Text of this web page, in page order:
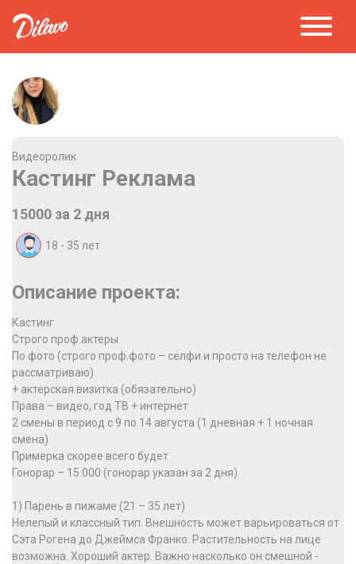
Видеоролик
Кастинг Реклама
15000 за 2 дня
18 - 35 лет
Описание проекта:
Кастинг
Строго проф.актеры
По фото (строго проф.фото – селфи и просто на телефон не
рассматриваю)
+ актерская визитка (обязательно)
Права – видео, год ТВ + интернет
2 смены в период с 9 по 14 августа (1 дневная + 1 ночная
смена)
Примерка скорее всего будет
Гонорар – 15.000 (гонорар указан за 2 дня)
1) Парень в пижаме (21 – 35 лет)
Нелепый и классный тип. Внешность может варьироваться от
Сэта Рогена до Джеймса Франко. Растительность на лице
возможна. Хороший актер. Важно насколько он смешной -